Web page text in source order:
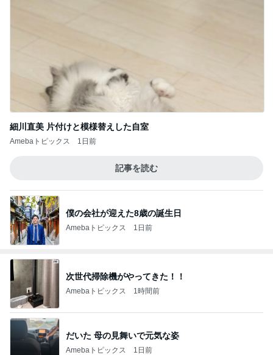
細川直美 片付けと模様替えした自室
Amebaトピックス 1日前
記事を読む
僕の会社が迎えた8歳の誕生日
Amebaトピックス 1日前
次世代掃除機がやってきた！！
Amebaトピックス 1時間前
だいた 母の見舞いで元気な姿
Amebaトピックス 1日前